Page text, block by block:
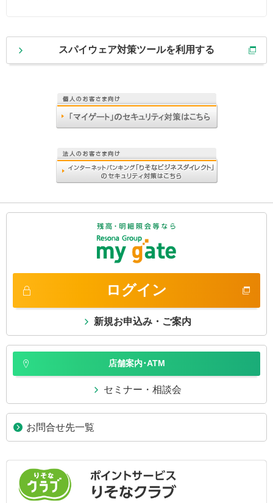
スパイウェア対策ツールを利用する
ログイン
新規お申込み・ご案内
店舗案内･ATM
セミナー・相談会
お問合せ先一覧